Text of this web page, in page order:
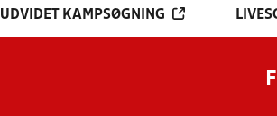
UDVIDET KAMPSØGNING